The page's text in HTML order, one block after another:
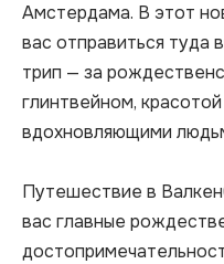
Амстердама. В этот
вас отправиться туда
трип — за
глинтвейном,
вдохновляющими
Путешествие в
вас главные